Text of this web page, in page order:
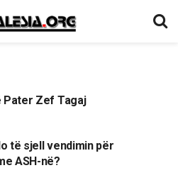
Pater Zef Tagaj
të sjell vendimin për
ASH-në?